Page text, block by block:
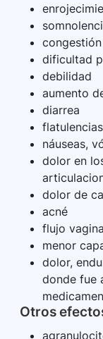
dificultad
debilidad
aumento
diarrea
náuseas,
dolor en
dolor de
acné
flujo
menor
dolor,
donde fue
Otros